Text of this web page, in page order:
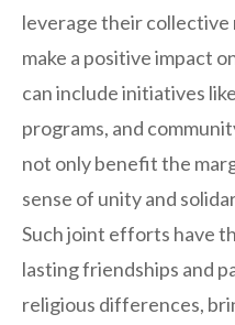
leverage their
make ⁤a positive impact
can include‍ initiatives
programs, and
⁢not⁣ only benefit the
sense of unity and
Such‌ joint‌ efforts⁢ have
‌lasting ‌friendships and
religious differences,